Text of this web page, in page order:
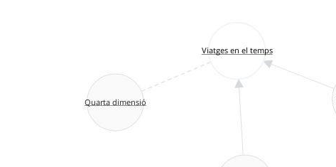
Quarta dimensió
Viatges en el temps